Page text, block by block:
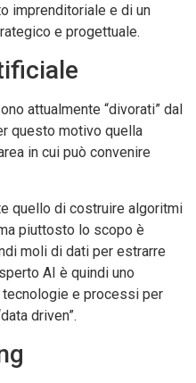
imprenditoriale e di un
e progettuale.
attualmente “divorati” dal
questo motivo quella
in cui può convenire
quello di costruire algoritmi
piuttosto lo scopo è
moli di dati per estrarre
AI è quindi uno
e processi per
driven”.